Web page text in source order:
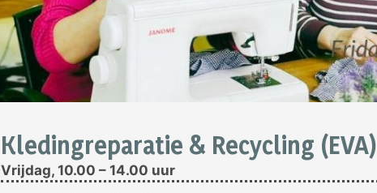
Kledingreparatie & Recycling (EVA)
Vrijdag, 10.00 – 14.00 uur